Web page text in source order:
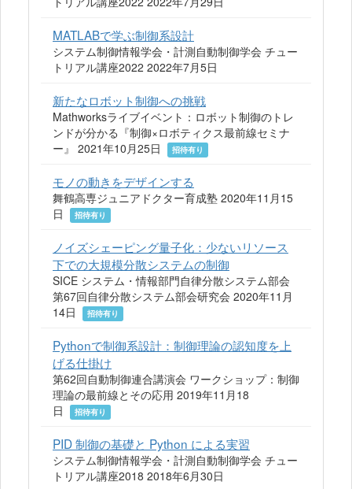
MATLABで学ぶ制御系設計
システム制御情報学会・計測自動制御学会 チュー
トリアル講座2022 2022年7月5日
新たなロボット制御への挑戦
Mathworksライブイベント：ロボット制御のトレ
ンドが分かる『制御×ロボティクス最前線セミナ
ー』 2021年10月25日
招待有り
モノの動きをデザインする
舞鶴高専ジュニアドクター育成塾 2020年11月15
日
招待有り
ノイズシェーピング量子化：少ないリソース
下での大規模分散システムの制御
SICE システム・情報部門自律分散システム部会
第67回自律分散システム部会研究会 2020年11月
14日
招待有り
Pythonで制御系設計：制御理論の認知度を上
げる仕掛け
第62回自動制御連合講演会 ワークショップ：制御
理論の最前線とその応用 2019年11月18
日
招待有り
PID 制御の基礎と Python による実習
システム制御情報学会・計測自動制御学会 チュー
トリアル講座2018 2018年6月30日